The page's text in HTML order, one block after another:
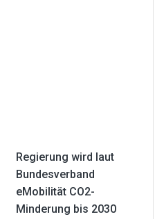
Regierung wird laut
Bundesverband
eMobilität CO2-
Minderung bis 2030